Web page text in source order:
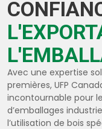
Avec une expertise
premières, UFP
incontournable pour
d’emballages
l’utilisation de bois